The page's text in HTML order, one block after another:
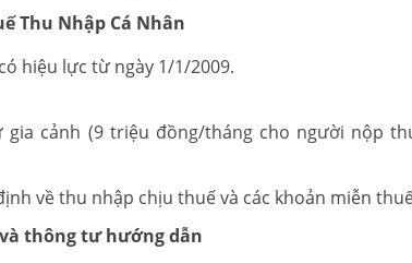
Thu Nhập Cá Nhân
hiệu lực từ ngày 1/1/2009.
gia cảnh (9 triệu đồng/tháng cho người nộp
về thu nhập chịu thuế và các khoản miễn
thông tư hướng dẫn